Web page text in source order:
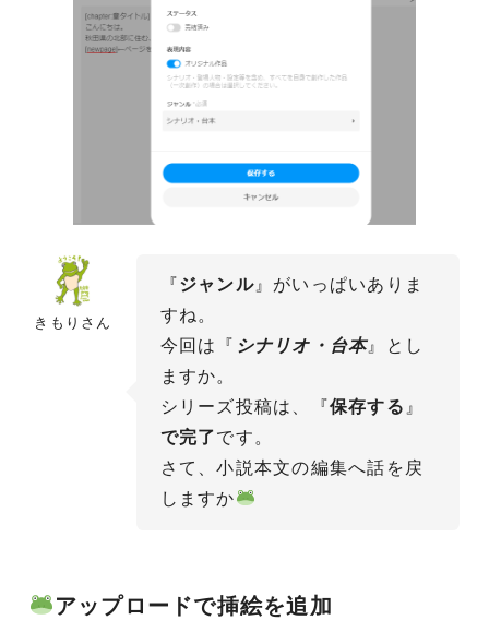
きもりさん
『ジャンル』がいっぱいありま
すね。
今回は『 シナリオ・台本』とし
ますか。
シリーズ投稿は、『保存する 』
で完了です。
さて、小説本文の編集へ話を戻
しますか
アップロードで挿絵を追加